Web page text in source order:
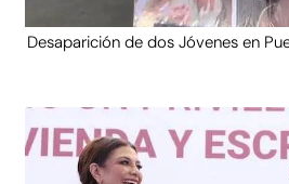
Desaparición de dos Jóvenes en